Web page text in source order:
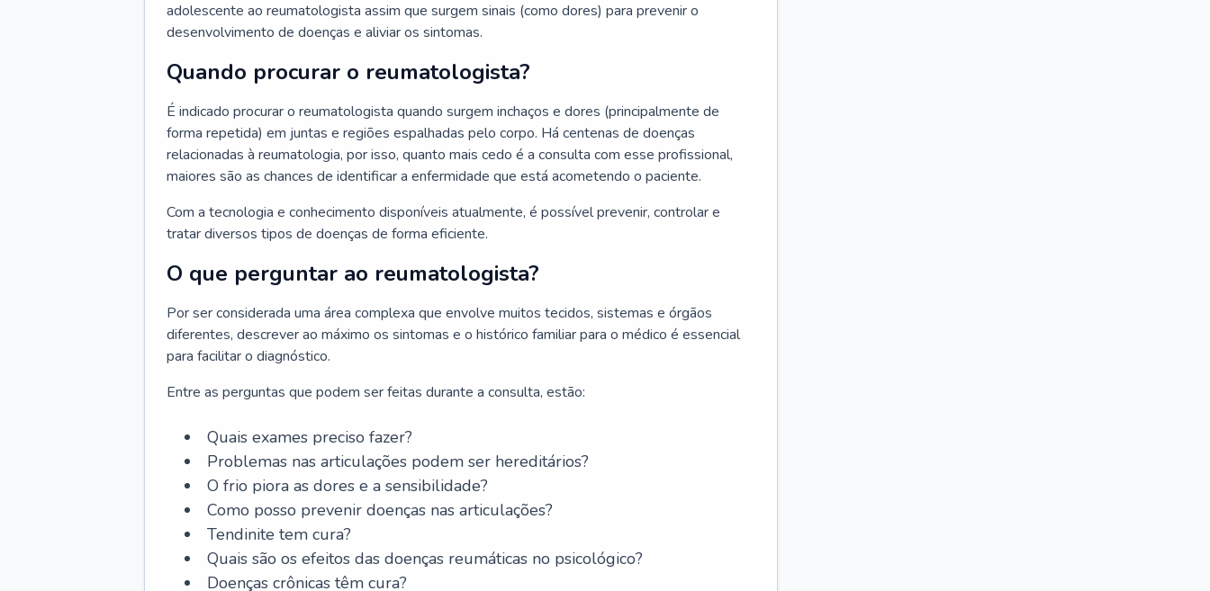
adolescente ao reumatologista assim que surgem sinais (como dores) para prevenir o
desenvolvimento de doenças e aliviar os sintomas.
Quando procurar o reumatologista?
É indicado procurar o reumatologista quando surgem inchaços e dores (principalmente de
forma repetida) em juntas e regiões espalhadas pelo corpo. Há centenas de doenças
relacionadas à reumatologia, por isso, quanto mais cedo é a consulta com esse profissional,
maiores são as chances de identificar a enfermidade que está acometendo o paciente.
Com a tecnologia e conhecimento disponíveis atualmente, é possível prevenir, controlar e
tratar diversos tipos de doenças de forma eficiente.
O que perguntar ao reumatologista?
Por ser considerada uma área complexa que envolve muitos tecidos, sistemas e órgãos
diferentes, descrever ao máximo os sintomas e o histórico familiar para o médico é essencial
para facilitar o diagnóstico.
Entre as perguntas que podem ser feitas durante a consulta, estão:
Quais exames preciso fazer?
Problemas nas articulações podem ser hereditários?
O frio piora as dores e a sensibilidade?
Como posso prevenir doenças nas articulações?
Tendinite tem cura?
Quais são os efeitos das doenças reumáticas no psicológico?
Doenças crônicas têm cura?